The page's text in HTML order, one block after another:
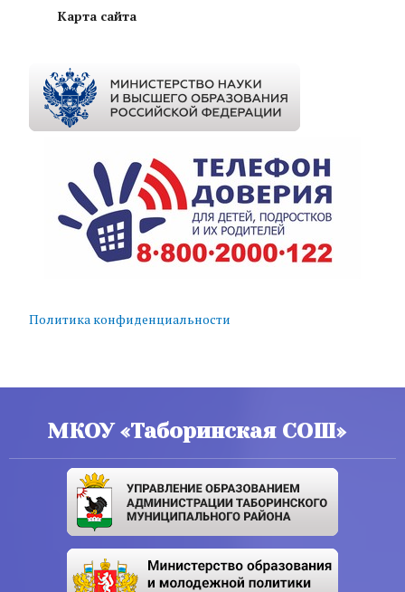
Карта сайта
Политика конфиденциальности
МКОУ «Таборинская СОШ»